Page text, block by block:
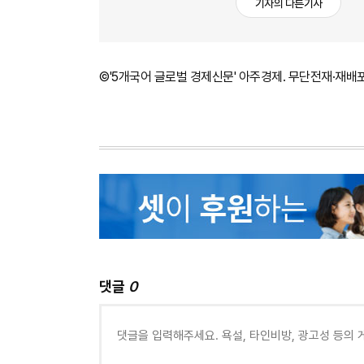
기자의 다른기사
©'5개국어 글로벌 경제신문' 아주경제. 무단전재·재배
댓글 0